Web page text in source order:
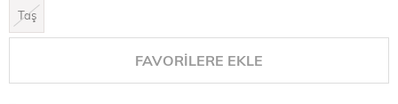
Taş
FAVORILERE EKLE